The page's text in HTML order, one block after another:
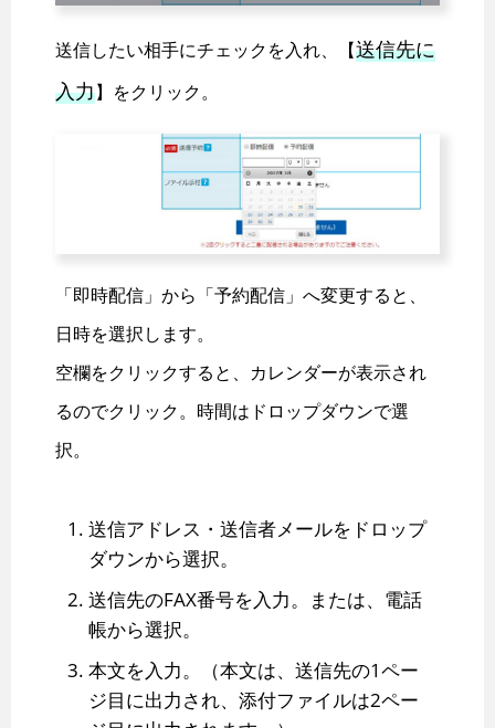
送信したい相手にチェックを入れ、【送信先に
入力】をクリック。
「即時配信」から「予約配信」へ変更すると、
日時を選択します。
空欄をクリックすると、カレンダーが表示され
るのでクリック。時間はドロップダウンで選
択。
送信アドレス・送信者メールをドロップ
ダウンから選択。
送信先のFAX番号を入力。または、電話
帳から選択。
本文を入力。（本文は、送信先の1ペー
ジ目に出力され、添付ファイルは2ペー